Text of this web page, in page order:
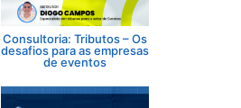
Consultoria: Tributos – Os
desafios para as empresas
de eventos